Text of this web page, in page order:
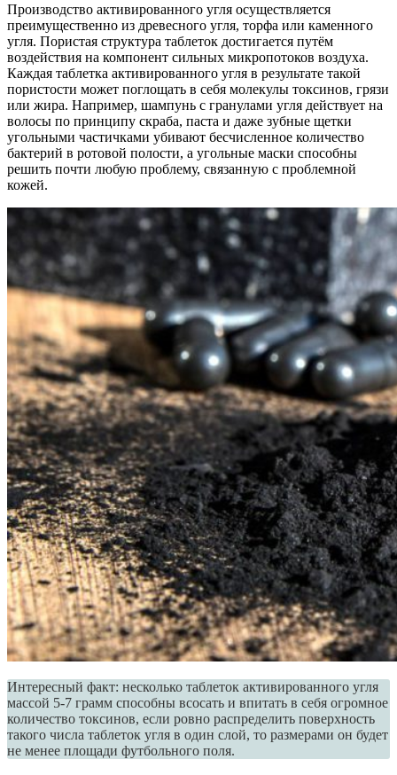
Производство активированного угля осуществляется
преимущественно из древесного угля, торфа или каменного
угля. Пористая структура таблеток достигается путём
воздействия на компонент сильных микропотоков воздуха.
Каждая таблетка активированного угля в результате такой
пористости может поглощать в себя молекулы токсинов, грязи
или жира. Например, шампунь с гранулами угля действует на
волосы по принципу скраба, паста и даже зубные щетки
угольными частичками убивают бесчисленное количество
бактерий в ротовой полости, а угольные маски способны
решить почти любую проблему, связанную с проблемной
кожей.
Интересный факт: несколько таблеток активированного угля
массой 5-7 грамм способны всосать и впитать в себя огромное
количество токсинов, если ровно распределить поверхность
такого числа таблеток угля в один слой, то размерами он будет
не менее площади футбольного поля.